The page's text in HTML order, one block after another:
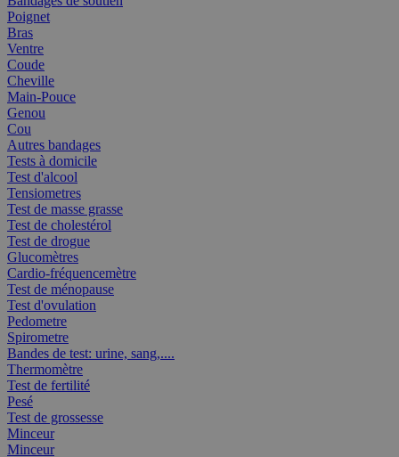
Poignet
Bras
Ventre
Coude
Cheville
Main-Pouce
Genou
Cou
Autres bandages
Tests à domicile
Test d'alcool
Tensiometres
Test de masse grasse
Test de cholestérol
Test de drogue
Glucomètres
Cardio-fréquencemètre
Test de ménopause
Test d'ovulation
Pedometre
Spirometre
Bandes de test: urine, sang,....
Thermomètre
Test de fertilité
Pesé
Test de grossesse
Minceur
Minceur